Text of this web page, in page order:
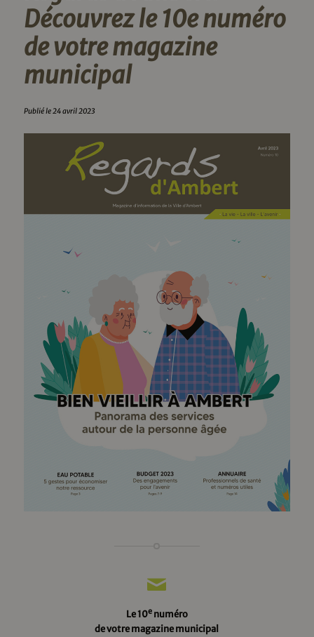
Découvrez le 10e numéro
de votre magazine
municipal
Publié le 24 avril 2023
Le 10enuméro
de votre magazine municipal